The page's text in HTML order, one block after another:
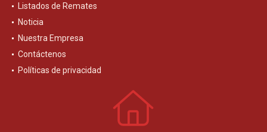
Listados de Remates
Noticia
Nuestra Empresa
Contáctenos
Políticas de privacidad